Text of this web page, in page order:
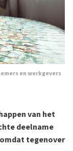
en werkgevers
van het
deelname
tegenover